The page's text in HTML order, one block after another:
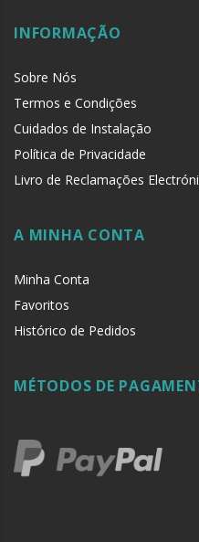
INFORMAÇÃO
Sobre Nós
Termos e Condições
Cuidados de Instalação
Política de Privacidade
Livro de Reclamações
A MINHA CONTA
Minha Conta
Favoritos
Histórico de Pedidos
MÉTODOS DE